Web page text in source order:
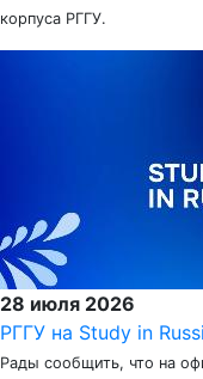
корпуса РГГУ.
28 июля 2026
РГГУ на Study in
Рады сообщить, что на